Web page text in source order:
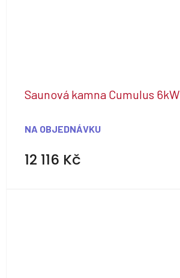
Saunová kamna Cumulus 6kW
NA OBJEDNÁVKU
12 116 Kč